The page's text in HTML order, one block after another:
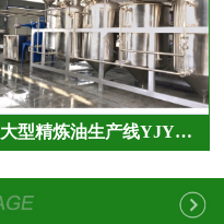
大型精炼油生产线YJY…